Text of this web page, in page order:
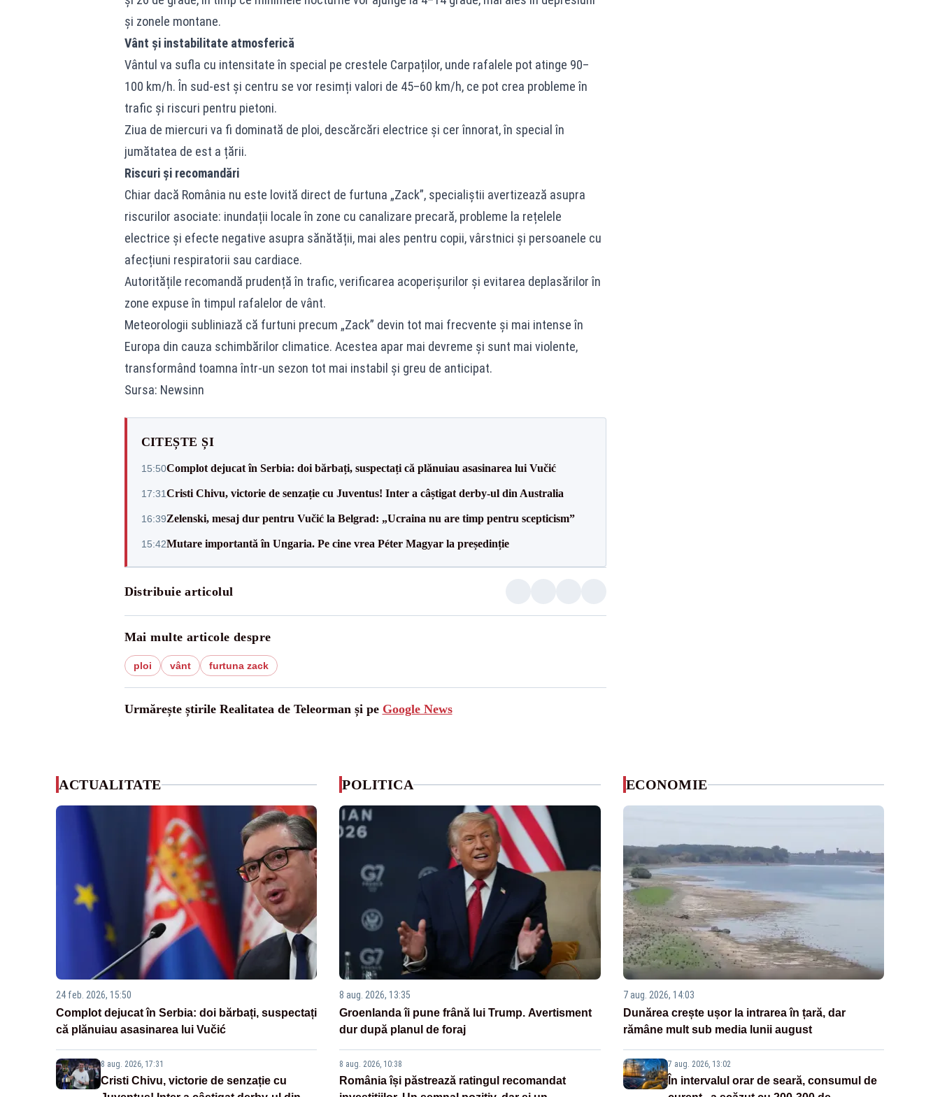
și zonele montane.
Vânt și instabilitate atmosferică
Vântul va sufla cu intensitate în special pe crestele Carpaților, unde rafalele pot atinge 90–
100 km/h. În sud-est și centru se vor resimți valori de 45–60 km/h, ce pot crea probleme în
trafic și riscuri pentru pietoni.
Ziua de miercuri va fi dominată de ploi, descărcări electrice și cer înnorat, în special în
jumătatea de est a țării.
Riscuri și recomandări
Chiar dacă România nu este lovită direct de furtuna „Zack”, specialiștii avertizează asupra
riscurilor asociate: inundații locale în zone cu canalizare precară, probleme la rețelele
electrice și efecte negative asupra sănătății, mai ales pentru copii, vârstnici și persoanele cu
afecțiuni respiratorii sau cardiace.
Autoritățile recomandă prudență în trafic, verificarea acoperișurilor și evitarea deplasărilor în
zone expuse în timpul rafalelor de vânt.
Meteorologii subliniază că furtuni precum „Zack” devin tot mai frecvente și mai intense în
Europa din cauza schimbărilor climatice. Acestea apar mai devreme și sunt mai violente,
transformând toamna într-un sezon tot mai instabil și greu de anticipat.
Sursa: Newsinn
CITEȘTE ȘI
15:50Complot dejucat în Serbia: doi bărbați, suspectați că plănuiau asasinarea lui Vučić
17:31Cristi Chivu, victorie de senzație cu Juventus! Inter a câștigat derby-ul din Australia
16:39Zelenski, mesaj dur pentru Vučić la Belgrad: „Ucraina nu are timp pentru scepticism”
15:42Mutare importantă în Ungaria. Pe cine vrea Péter Magyar la președinție
Distribuie articolul
Mai multe articole despre
ploi vânt furtuna zack
Urmărește știrile Realitatea de Teleorman și pe Google News
ACTUALITATE
24 feb. 2026, 15:50
Complot dejucat în Serbia: doi bărbați, suspectați
că plănuiau asasinarea lui Vučić
8 aug. 2026, 17:31
Cristi Chivu, victorie de senzație cu
POLITICA
8 aug. 2026, 13:35
Groenlanda îi pune frână lui Trump. Avertisment
dur după planul de foraj
8 aug. 2026, 10:38
România își păstrează ratingul recomandat
ECONOMIE
7 aug. 2026, 14:03
Dunărea crește ușor la intrarea în țară, dar
rămâne mult sub media lunii august
7 aug. 2026, 13:02
În intervalul orar de seară, consumul de